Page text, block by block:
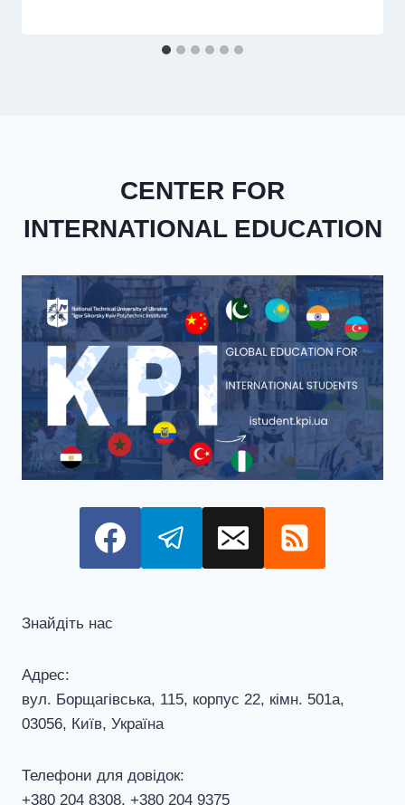
CENTER FOR
INTERNATIONAL EDUCATION
Знайдіть нас
Адрес:
вул. Борщагівська, 115, корпус 22, кiмн. 501а,
03056, Київ, Україна
Телефони для довiдок:
+380 204 8308, +380 204 9375